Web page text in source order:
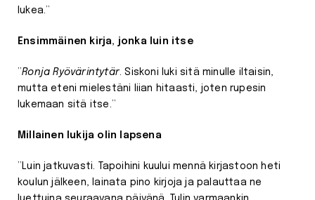
lukea.”
Ensimmäinen kirja, jonka luin itse
”Ronja Ryövärintytär . Siskoni luki sitä minulle iltaisin,
mutta eteni mielestäni liian hitaasti, joten rupesin
lukemaan sitä itse.”
Millainen lukija olin lapsena
”Luin jatkuvasti. Tapoihini kuului mennä kirjastoon heti
koulun jälkeen, lainata pino kirjoja ja palauttaa ne